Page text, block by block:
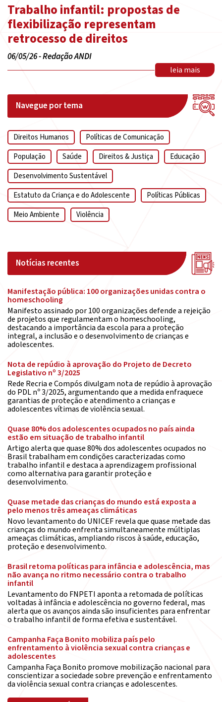
Trabalho infantil: propostas de
flexibilização representam
retrocesso de direitos
06/05/26 - Redação ANDI
leia mais
Navegue por tema
Direitos Humanos
Políticas de Comunicação
População
Saúde Direitos & Justiça
Educação
Desenvolvimento Sustentável
Estatuto da Criança e do Adolescente
Políticas Públicas
Meio Ambiente
Violência
Notícias recentes
Manifestação pública: 100 organizações unidas contra o
homeschooling
Manifesto assinado por 100 organizações defende a rejeição
de projetos que regulamentam o homeschooling,
destacando a importância da escola para a proteção
integral, a inclusão e o desenvolvimento de crianças e
adolescentes.
Nota de repúdio à aprovação do Projeto de Decreto
Legislativo nº 3/2025
Rede Recria e Compós divulgam nota de repúdio à aprovação
do PDL nº 3/2025, argumentando que a medida enfraquece
garantias de proteção e atendimento a crianças e
adolescentes vítimas de violência sexual.
Quase 80% dos adolescentes ocupados no país ainda
estão em situação de trabalho infantil
Artigo alerta que quase 80% dos adolescentes ocupados no
Brasil trabalham em condições caracterizadas como
trabalho infantil e destaca a aprendizagem profissional
como alternativa para garantir proteção e
desenvolvimento.
Quase metade das crianças do mundo está exposta a
pelo menos três ameaças climáticas
Novo levantamento do UNICEF revela que quase metade das
crianças do mundo enfrenta simultaneamente múltiplas
ameaças climáticas, ampliando riscos à saúde, educação,
proteção e desenvolvimento.
Brasil retoma políticas para infância e adolescência, mas
não avança no ritmo necessário contra o trabalho
infantil
Levantamento do FNPETI aponta a retomada de políticas
voltadas à infância e adolescência no governo federal, mas
alerta que os avanços ainda são insuficientes para enfrentar
o trabalho infantil de forma efetiva e sustentável.
Campanha Faça Bonito mobiliza país pelo
enfrentamento à violência sexual contra crianças e
adolescentes
Campanha Faça Bonito promove mobilização nacional para
conscientizar a sociedade sobre prevenção e enfrentamento
da violência sexual contra crianças e adolescentes.